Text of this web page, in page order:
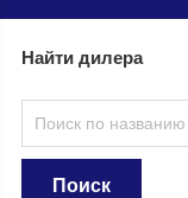
Найти дилера